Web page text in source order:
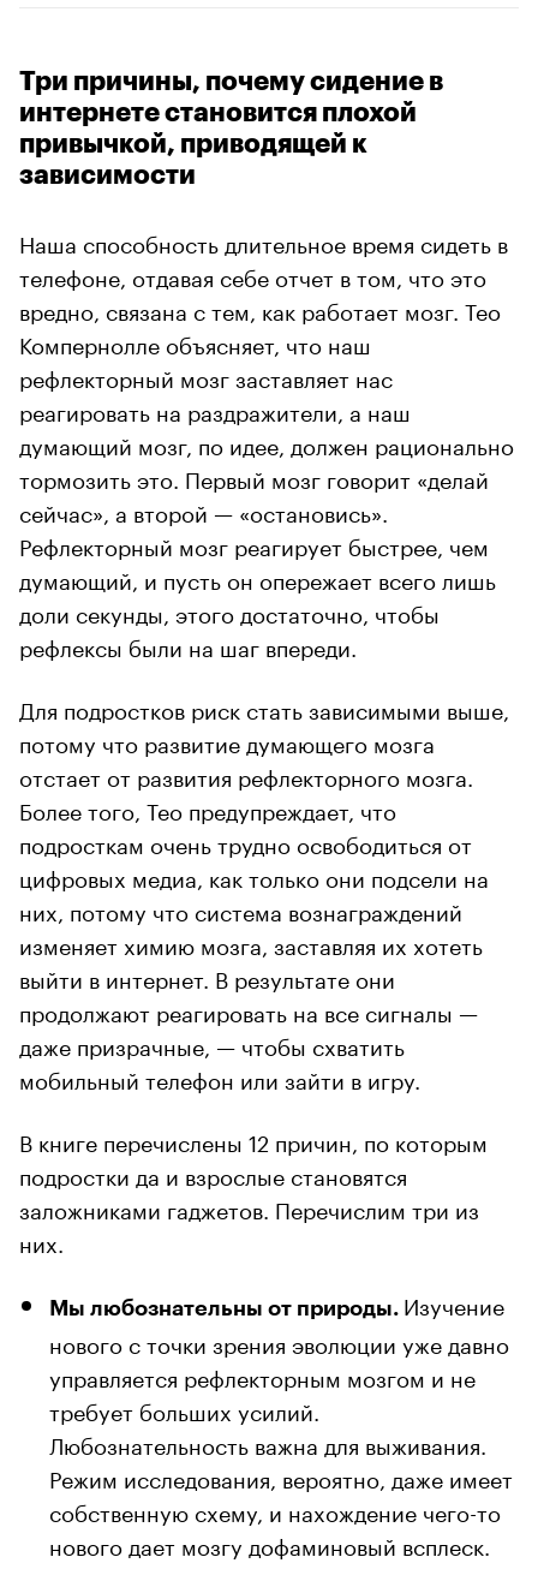
Три причины, почему сидение в
интернете становится плохой
привычкой, приводящей к
зависимости
Наша способность длительное время сидеть в
телефоне, отдавая себе отчет в том, что это
вредно, связана с тем, как работает мозг. Тео
Компернолле объясняет, что наш
рефлекторный мозг заставляет нас
реагировать на раздражители, а наш
думающий мозг, по идее, должен рационально
тормозить это. Первый мозг говорит «делай
сейчас», а второй — «остановись».
Рефлекторный мозг реагирует быстрее, чем
думающий, и пусть он опережает всего лишь
доли секунды, этого достаточно, чтобы
рефлексы были на шаг впереди.
Для подростков риск стать зависимыми выше,
потому что развитие думающего мозга
отстает от развития рефлекторного мозга.
Более того, Тео предупреждает, что
подросткам очень трудно освободиться от
цифровых медиа, как только они подсели на
них, потому что система вознаграждений
изменяет химию мозга, заставляя их хотеть
выйти в интернет. В результате они
продолжают реагировать на все сигналы —
даже призрачные, — чтобы схватить
мобильный телефон или зайти в игру.
В книге перечислены 12 причин, по которым
подростки да и взрослые становятся
заложниками гаджетов. Перечислим три из
них.
Мы любознательны от природы. Изучение
нового с точки зрения эволюции уже давно
управляется рефлекторным мозгом и не
требует больших усилий.
Любознательность важна для выживания.
Режим исследования, вероятно, даже имеет
собственную схему, и нахождение чего-то
нового дает мозгу дофаминовый всплеск.